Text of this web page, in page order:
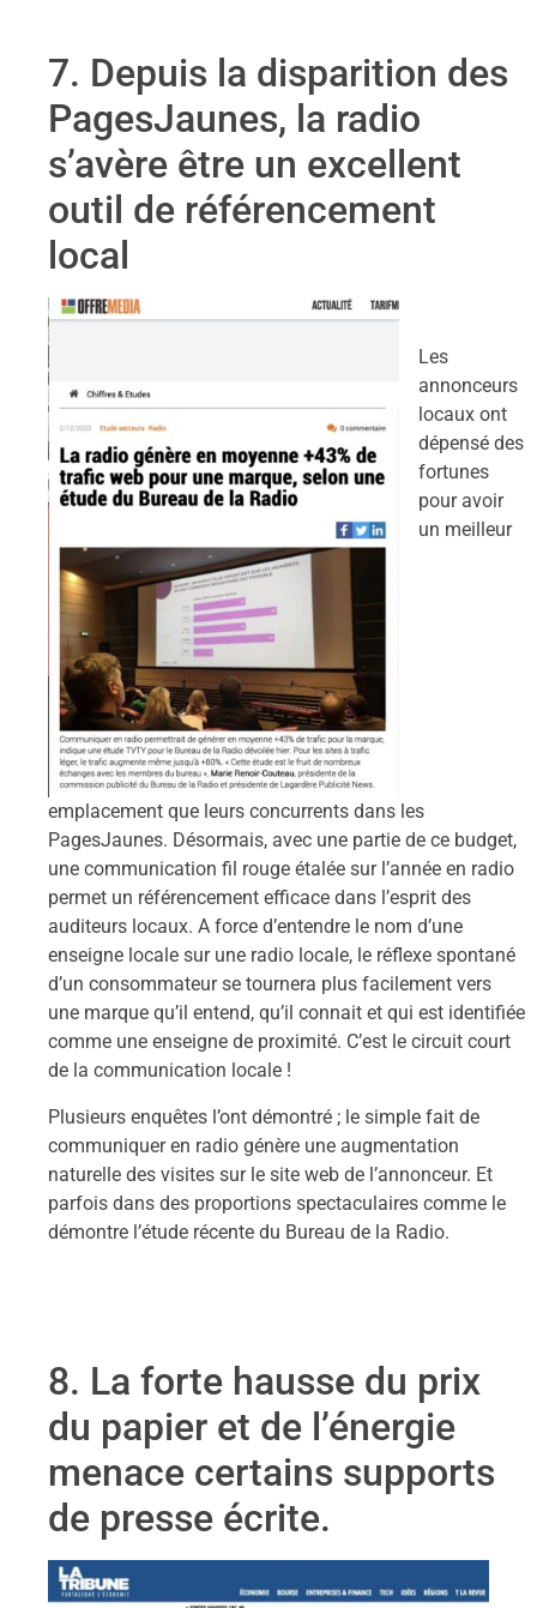
7. Depuis la disparition des
PagesJaunes, la radio
s’avère être un excellent
outil de référencement
local
Les
annonceurs
locaux ont
dépensé des
fortunes
pour avoir
un meilleur
emplacement que leurs concurrents dans les
PagesJaunes. Désormais, avec une partie de ce budget,
une communication fil rouge étalée sur l’année en radio
permet un référencement efficace dans l’esprit des
auditeurs locaux. A force d’entendre le nom d’une
enseigne locale sur une radio locale, le réflexe spontané
d’un consommateur se tournera plus facilement vers
une marque qu’il entend, qu’il connait et qui est identifiée
comme une enseigne de proximité. C’est le circuit court
de la communication locale !
Plusieurs enquêtes l’ont démontré ; le simple fait de
communiquer en radio génère une augmentation
naturelle des visites sur le site web de l’annonceur. Et
parfois dans des proportions spectaculaires comme le
démontre l’étude récente du Bureau de la Radio.
8. La forte hausse du prix
du papier et de l’énergie
menace certains supports
de presse écrite.